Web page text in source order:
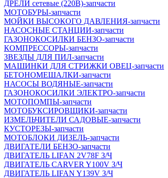
ДРЕЛИ сетевые (220В)-запчасти
МОТОБУРЫ-запчасти
МОЙКИ ВЫСОКОГО ДАВЛЕНИЯ-запчасти
НАСОСНЫЕ СТАНЦИИ-запчасти
ГАЗОНОКОСИЛКИ БЕНЗО-запчасти
КОМПРЕССОРЫ-запчасти
ЗВЕЗДЫ ДЛЯ ПИЛ-запчасти
МАШИНКИ ДЛЯ СТРИЖКИ ОВЕЦ-запчасти
БЕТОНОМЕШАЛКИ-запчасти
НАСОСЫ ВОДЯНЫЕ-запчасти
ГАЗОНОКОСИЛКИ ЭЛЕКТРО-запчасти
МОТОПОМПЫ-запчасти
МОТОБУКСИРОВЩИКИ-запчасти
ИЗМЕЛЬЧИТЕЛИ САДОВЫЕ-запчасти
КУСТОРЕЗЫ-запчасти
МОТОБЛОКИ ДИЗЕЛЬ-запчасти
ДВИГАТЕЛИ БЕНЗО-запчасти
ДВИГАТЕЛЬ LIFAN 2V78F З/Ч
ДВИГАТЕЛЬ CARVER Y100V З/Ч
ДВИГАТЕЛЬ LIFAN Y139V З/Ч